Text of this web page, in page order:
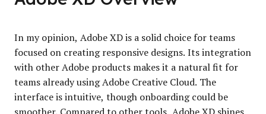
In my opinion, Adobe XD is a solid choice for teams
focused on creating responsive designs. Its integration
with other Adobe products makes it a natural fit for
teams already using Adobe Creative Cloud. The
interface is intuitive, though onboarding could be
smoother. Compared to other tools, Adobe XD shines